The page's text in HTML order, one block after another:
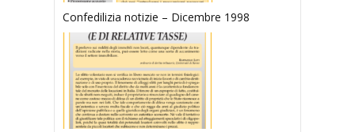
Confedilizia notizie – Dicembre 1998